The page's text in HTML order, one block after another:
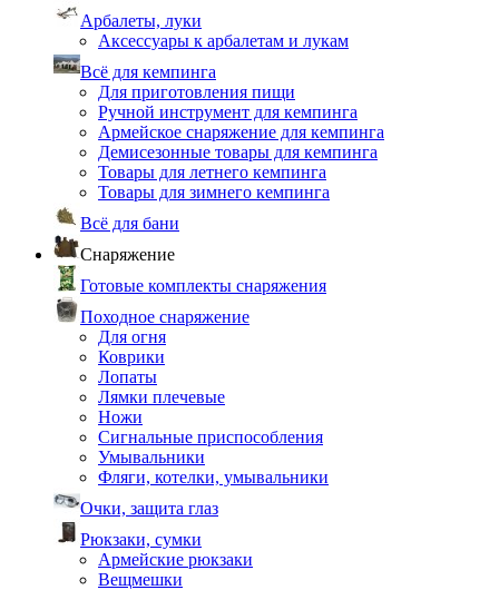
Арбалеты, луки
Аксессуары к арбалетам и лукам
Всё для кемпинга
Для приготовления пищи
Ручной инструмент для кемпинга
Армейское снаряжение для кемпинга
Демисезонные товары для кемпинга
Товары для летнего кемпинга
Товары для зимнего кемпинга
Всё для бани
Снаряжение
Готовые комплекты снаряжения
Походное снаряжение
Для огня
Коврики
Лопаты
Лямки плечевые
Ножи
Сигнальные приспособления
Умывальники
Фляги, котелки, умывальники
Очки, защита глаз
Рюкзаки, сумки
Армейские рюкзаки
Вещмешки